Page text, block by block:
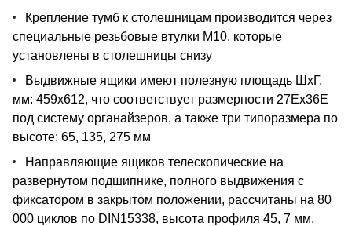
Крепление тумб к столешницам производится через
специальные резьбовые втулки М10, которые
установлены в столешницы снизу
Выдвижные ящики имеют полезную площадь ШхГ,
мм: 459х612, что соответствует размерности 27Ех36Е
под систему органайзеров, а также три типоразмера по
высоте: 65, 135, 275 мм
Направляющие ящиков телескопические на
развернутом подшипнике, полного выдвижения с
фиксатором в закрытом положении, рассчитаны на 80
000 циклов по DIN15338, высота профиля 45, 7 мм,